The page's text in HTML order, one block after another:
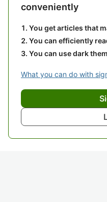
conveniently
You get articles that
You can efficiently
You can use dark
What you can do with